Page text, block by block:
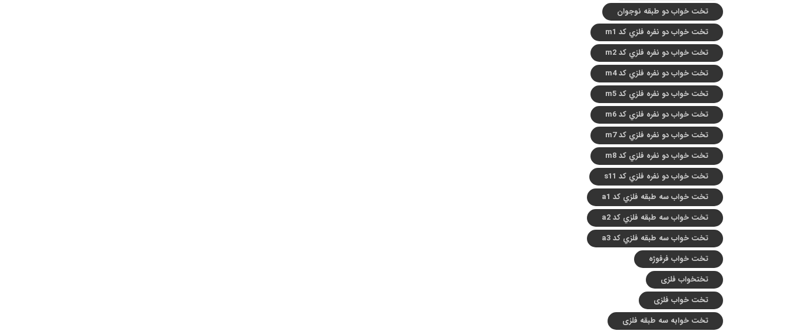
تخت خواب دو طبقه نوجوان
تخت خواب دو نفره فلزي کد m1
تخت خواب دو نفره فلزي کد m2
تخت خواب دو نفره فلزي کد m4
تخت خواب دو نفره فلزي کد m5
تخت خواب دو نفره فلزي کد m6
تخت خواب دو نفره فلزي کد m7
تخت خواب دو نفره فلزي کد m8
تخت خواب دو نفره فلزي کد s11
تخت خواب سه طبقه فلزي کد a1
تخت خواب سه طبقه فلزي کد a2
تخت خواب سه طبقه فلزي کد a3
تخت خواب فرفوژه
تختخواب فلزی
تخت خواب فلزی
تخت خوابه سه طبقه فلزی